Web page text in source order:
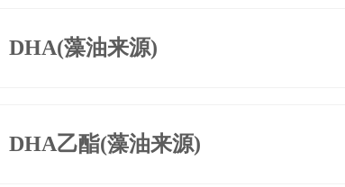
DHA(藻油来源)
DHA乙酯(藻油来源)